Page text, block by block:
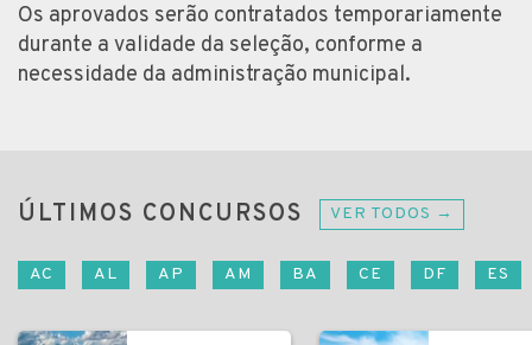
Os aprovados serão contratados temporariamente
durante a validade da seleção, conforme a
necessidade da administração municipal.
ÚLTIMOS CONCURSOS VER TODOS →
AC AL AP AM BA CE DF ES